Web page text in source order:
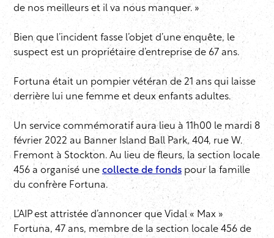
de nos meilleurs et il va nous manquer. »
Bien que l’incident fasse l’objet d’une enquête, le
suspect est un propriétaire d’entreprise de 67 ans.
Fortuna était un pompier vétéran de 21 ans qui laisse
derrière lui une femme et deux enfants adultes.
Un service commémoratif aura lieu à 11h00 le mardi 8
février 2022 au Banner Island Ball Park, 404, rue W.
Fremont à Stockton. Au lieu de fleurs, la section locale
456 a organisé une collecte de fondspour la famille
du confrère Fortuna.
L’AIP est attristée d’annoncer que Vidal « Max »
Fortuna, 47 ans, membre de la section locale 456 de